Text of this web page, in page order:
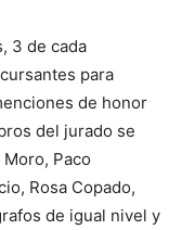
3 de cada
para
de honor
del jurado se
Paco
Rosa Copado,
de igual nivel y